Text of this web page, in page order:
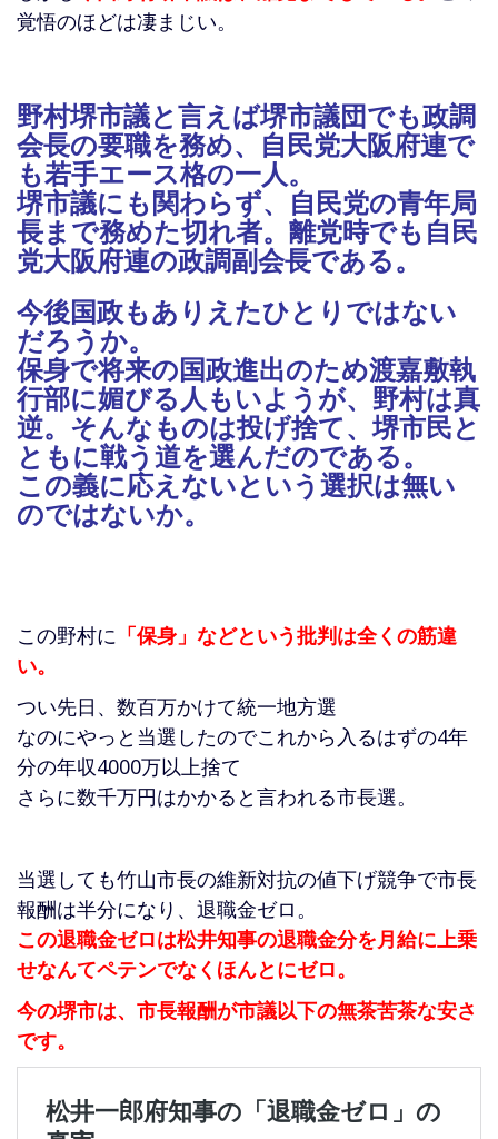
覚悟のほどは凄まじい。
野村堺市議と言えば堺市議団でも政調
会長の要職を務め、自民党大阪府連で
も若手エース格の一人。
堺市議にも関わらず、自民党の青年局
長まで務めた切れ者。離党時でも自民
党大阪府連の政調副会長である。
今後国政もありえたひとりではない
だろうか。
保身で将来の国政進出のため渡嘉敷執
行部に媚びる人もいようが、野村は真
逆。そんなものは投げ捨て、堺市民と
ともに戦う道を選んだのである。
この義に応えないという選択は無い
のではないか。
この野村に 「保身」などという批判は全くの筋違
い。
つい先日、数百万かけて統一地方選
なのにやっと当選したのでこれから入るはずの4年
分の年収4000万以上捨て
さらに数千万円はかかると言われる市長選。
当選しても竹山市長の維新対抗の値下げ競争で市長
報酬は半分になり、退職金ゼロ。
この退職金ゼロは松井知事の退職金分を月給に上乗
せなんてペテンでなくほんとにゼロ。
今の堺市は、市長報酬が市議以下の無茶苦茶な安さ
です。